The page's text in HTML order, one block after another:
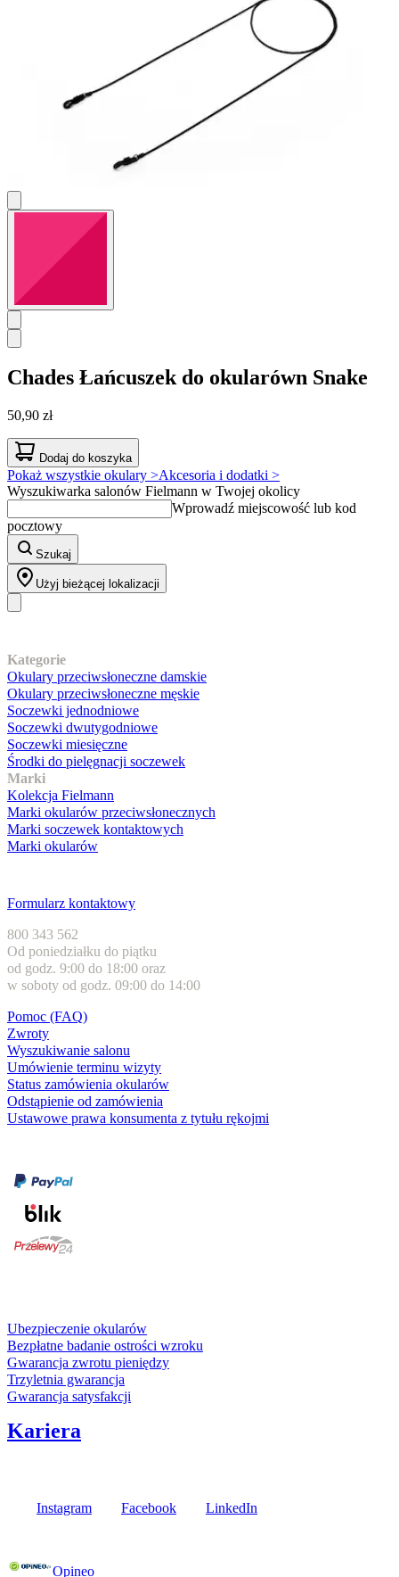
Chades Łańcuszek do okularówn Snake
50,90 zł
Dodaj do koszyka
Pokaż wszystkie okulary >Akcesoria i dodatki >
Wyszukiwarka salonów Fielmann w Twojej okolicy
Wprowadź miejscowość lub kod
pocztowy
Szukaj
Użyj bieżącej lokalizacji
Kategorie
Okulary przeciwsłoneczne damskie
Okulary przeciwsłoneczne męskie
Soczewki jednodniowe
Soczewki dwutygodniowe
Soczewki miesięczne
Środki do pielęgnacji soczewek
Marki
Kolekcja Fielmann
Marki okularów przeciwsłonecznych
Marki soczewek kontaktowych
Marki okularów
Formularz kontaktowy
800 343 562
Od poniedziałku do piątku
od godz. 9:00 do 18:00 oraz
w soboty od godz. 09:00 do 14:00
Pomoc (FAQ)
Zwroty
Wyszukiwanie salonu
Umówienie terminu wizyty
Status zamówienia okularów
Odstąpienie od zamówienia
Ustawowe prawa konsumenta z tytułu rękojmi
Ubezpieczenie okularów
Bezpłatne badanie ostrości wzroku
Gwarancja zwrotu pieniędzy
Trzyletnia gwarancja
Gwarancja satysfakcji
Kariera
Instagram Facebook LinkedIn
Opineo